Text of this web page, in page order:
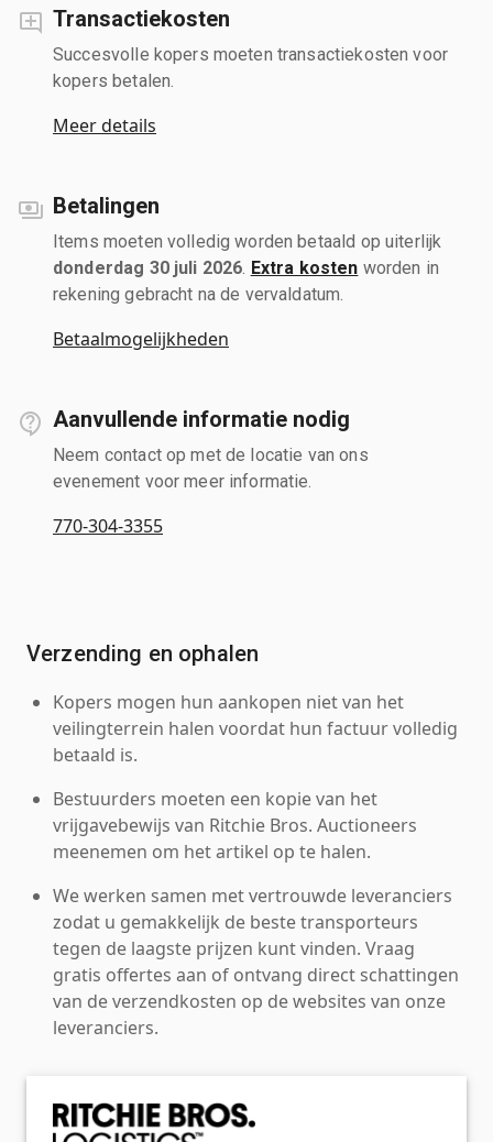
Transactiekosten
Succesvolle kopers moeten transactiekosten voor
kopers betalen.
Meer details
Betalingen
Items moeten volledig worden betaald op uiterlijk
donderdag 30 juli 2026 Extra kosten worden in
rekening gebracht na de vervaldatum.
Betaalmogelijkheden
Aanvullende informatie nodig
Neem contact op met de locatie van ons
evenement voor meer informatie.
770-304-3355
Verzending en ophalen
Kopers mogen hun aankopen niet van het
veilingterrein halen voordat hun factuur volledig
betaald is.
Bestuurders moeten een kopie van het
vrijgavebewijs van Ritchie Bros. Auctioneers
meenemen om het artikel op te halen.
We werken samen met vertrouwde leveranciers
zodat u gemakkelijk de beste transporteurs
tegen de laagste prijzen kunt vinden. Vraag
gratis offertes aan of ontvang direct schattingen
van de verzendkosten op de websites van onze
leveranciers.